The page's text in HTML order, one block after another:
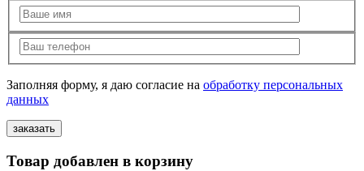
Заполняя форму, я даю согласие на обработку персональных
данных
Товар добавлен в корзину